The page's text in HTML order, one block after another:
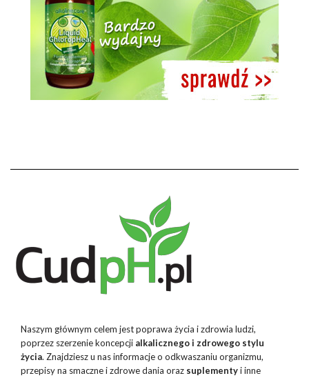
Naszym głównym celem jest poprawa życia i zdrowia ludzi,
poprzez szerzenie koncepcji alkalicznego i zdrowego stylu
życia. Znajdziesz u nas informacje o odkwaszaniu organizmu,
przepisy na smaczne i zdrowe dania oraz suplementyi inne